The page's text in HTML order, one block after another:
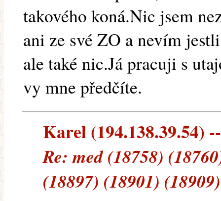
takového koná.Nic jsem
ani ze své ZO a nevím
ale také nic.Já pracuji s
vy mne předčíte.
Karel (194.138.39.54)
Re: med (18758)
(18897) (18901) (18909)